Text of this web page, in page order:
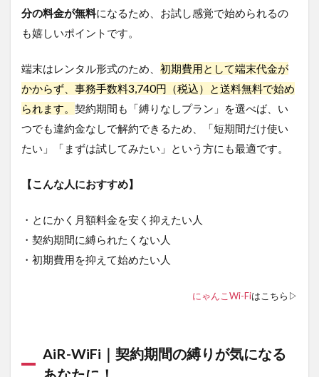
WiFi
に関
する
9.1
Q1.
ポケ
ット
型
とモ
ルル
呼び
方が
色々
ある
Q2.
ポケ
分の料金が無料になるため、お試し感覚で始められるの
も嬉しいポイントです。
端末はレンタル形式のため、 初期費用として端末代金が
かからず、事務手数料3,740円（税込）と送料無料で始め
られます。 契約期間も「縛りなしプラン」を選べば、い
つでも違約金なしで解約できるため、「短期間だけ使い
たい」「まずは試してみたい」という方にも最適です。
【こんな人におすすめ】
・とにかく月額料金を安く抑えたい人
・契約期間に縛られたくない人
・初期費用を抑えて始めたい人
にゃんこWi-Fiはこちら▷
AiR-WiFi｜契約期間の縛りが気になる